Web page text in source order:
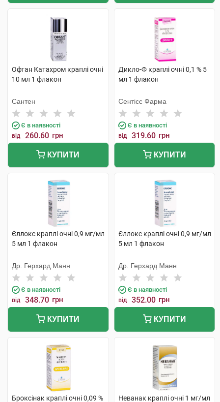
Офтан Катахром краплі очні
10 мл 1 флакон
Сантен
Є в наявності
від 260.60 грн
КУПИТИ
Дикло-Ф краплі очні 0,1 % 5
мл 1 флакон
Сентісс Фарма
Є в наявності
від 319.60 грн
КУПИТИ
Єллокс краплі очні 0,9 мг/мл
5 мл 1 флакон
Др. Герхард Манн
Є в наявності
від 348.70 грн
КУПИТИ
Єллокс краплі очні 0,9 мг/мл
5 мл 1 флакон
Др. Герхард Манн
Є в наявності
від 352.00 грн
КУПИТИ
Броксінак краплі очні 0,09 % Неванак краплі очні 1 мг/мл